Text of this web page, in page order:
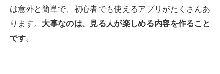
は意外と簡単で、初心者でも使えるアプリがたくさんあ
ります。 大事なのは、見る人が楽しめる内容を作ること
です。